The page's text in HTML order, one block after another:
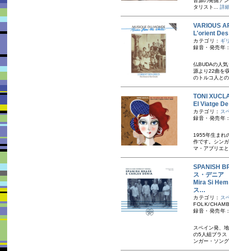
タリスト... 詳
VARIOUS
L'orient
カテゴリ： ギ
録音・発売年
仏BUDAの人
源より22曲を
のトルコ人と
TONI
El Viatge
カテゴリ： ス
録音・発売年
1955年生まれ
作です。シン
マ・アブリエ
SPANISH
ス・デニア
Mira Si
ス…
カテゴリ： ス
FOLK/
録音・発売年
スペイン発、
の5人組ブラス
ンガー・ソン